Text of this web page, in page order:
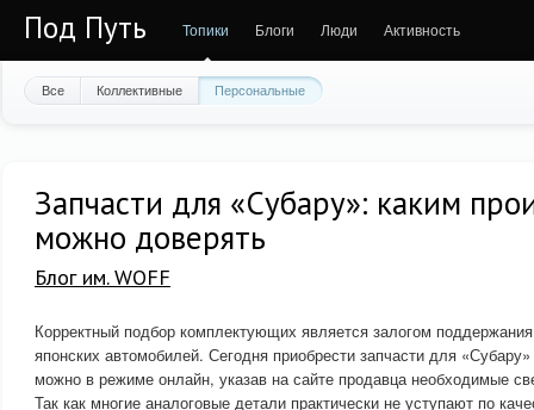
Под Путь Топики Блоги Люди Активность
Все Коллективные Персональные
Запчасти для «Субару»: каким
можно доверять
Блог им. WOFF
Корректный подбор комплектующих является залогом
японских автомобилей. Сегодня приобрести запчасти для «Субару»
можно в режиме онлайн, указав на сайте продавца необходимые
Так как многие аналоговые детали практически не уступают по